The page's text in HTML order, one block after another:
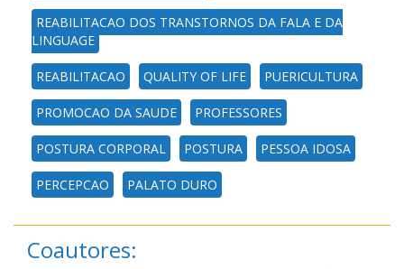
REABILITACAO DOS TRANSTORNOS DA FALA E DA
LINGUAGE
REABILITACAO QUALITY OF LIFE PUERICULTURA
PROMOCAO DA SAUDE PROFESSORES
POSTURA CORPORAL POSTURA PESSOA IDOSA
PERCEPCAO PALATO DURO
Coautores: